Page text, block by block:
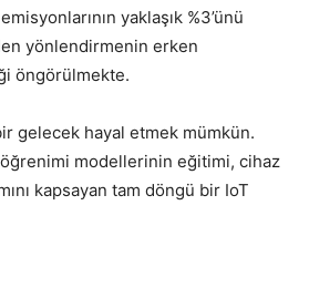
yaklaşık %3’ünü
yönlendirmenin erken
öngörülmekte.
gelecek hayal etmek mümkün.
modellerinin eğitimi, cihaz
kapsayan tam döngü bir IoT